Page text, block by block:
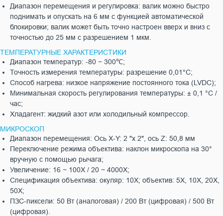
Диапазон перемещения и регулировка: валик можно быстро
поднимать и опускать на 6 мм с функцией автоматической
блокировки; валик может быть точно настроен вверх и вниз с
точностью до 25 мм с разрешением 1 мкм.
ТЕМПЕРАТУРНЫЕ ХАРАКТЕРИСТИКИ
Диапазон температур: -80 ~ 300℃;
Точность измерения температуры: разрешение 0,01°C;
Способ нагрева: низкое напряжение постоянного тока (LVDC);
Минимальная скорость регулирования температуры: ± 0,1 °C /
час;
Хладагент: жидкий азот или холодильный компрессор.
МИКРОСКОП
Диапазон перемещения: Ось X-Y: 2 "x 2", ось Z: 50,8 мм
Переключение режима объектива: наклон микроскопа на 30°
вручную с помощью рычага;
Увеличение: 16 ~ 100X / 20 ~ 4000X;
Спецификация объектива: окуляр: 10X; объектив: 5X, 10X, 20X,
50X;
ПЗС-пиксели: 50 Вт (аналоговая) / 200 Вт (цифровая) / 500 Вт
(цифровая).